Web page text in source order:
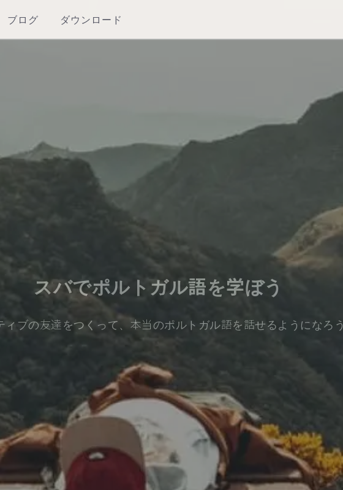
ブログ ダウンロード
スバでポルトガル語を学ぼう
ィブの友達をつくって、本当のポルトガル語を話せるようになろう